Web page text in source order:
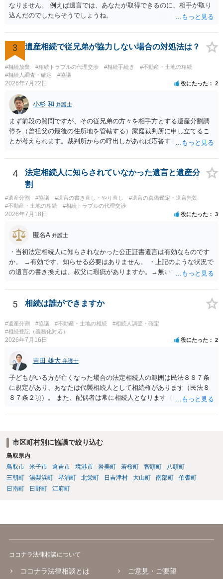
なりません。 例えば遺言では、あなたが取得できるのに、相手が取り
込んだのでしたらそうでしょうね。
3 遺産相続で従兄弟が協力しない場合の対処法は？
#相続放棄 #相続トラブルの代理交渉 #相続手続き
#不動産・土地の相続
#相続人調査・確定
#協議
2026年7月22日 役にたった 2
小杉 和 弁護士
まず前段の質問ですが、その従兄弟の方々を相手方とする遺産分割調
停を（曾祖父の最後の住所地を管轄する）家庭裁判所に申し立てるこ
とが考えられます。裁判所からの呼出しがあれば応答する可能性がま
能と思われます。時間が思った以上にないので必要書類をてきぱきと
揃える必要があります。その点是非御注意ください。
4
法定相続人に知らされていなかった遺言と遺産分
割
#遺産分割 #協議 #遺言の書き直し・やり直し
#遺言の真偽鑑定・遺言無効
#不動産・土地の相続
#相続トラブルの代理交渉
2026年7月18日 役にたった 3
匿名A 弁護士
・当初法定相続人に知らされなかった公正証書遺言は有効なものです
か。 →有効です。知らせる必要はありません。 ・上記のような状況で
の遺言の書き換えは、叔父に瑕疵がありますか。→無いです。 ・分割
ますか。 →本人が自由に決められますので、どこが妥当とは言えない
です。客観的な基準もありません。 ・できれば穏やかに、分割を拒否
ないということでしょうか。遺言で、受取を指定されててもいらない
と拒否することはできます。理由を説明する必要はありません。
5 相続は誰ができますか
#遺産分割 #協議 #不動産・土地の相続
#相続人調査・確定
#相続登記（義務化対応）
2026年7月16日 役にたった 2
吉田 雄大 弁護士
子どもがいる方が亡くなった場合の法定相続人の範囲は民法８８７条
に規定があり、あなたは代襲相続人として相続権があります（民法８
８７条２項）。 また、配偶者は常に相続人となります（民法８９０
も相続権があります。つまり、孫５人に加えて「おじ又はおば」にも
市区町村別に協議で絞り込む
鳥取県内
鳥取市
米子市 倉吉市 境港市 岩美町 若桜町 智頭町
八頭町
三朝町
湯梨浜町 琴浦町 北栄町 日吉津村 大山町 南部町
伯耆町
日南町
日野町 江府町
ココナラ法律相談について
ココナラ法律相談とは ご意見・ご要望